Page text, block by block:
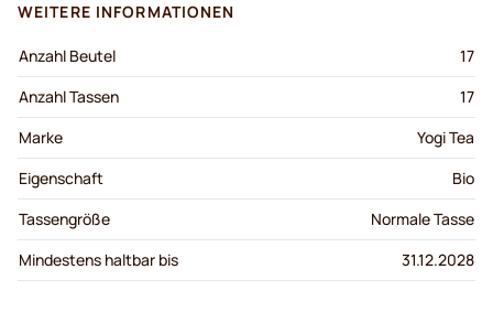
WEITERE INFORMATIONEN
Anzahl Beutel
17
Anzahl Tassen
17
Marke
Yogi Tea
Eigenschaft
Bio
Tassengröße
Normale Tasse
Mindestens haltbar bis
31.12.2028